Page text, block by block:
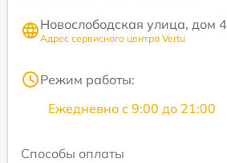
Новослободская улица, дом 4
Адрес сервисного центра Vertu
Режим работы:
Ежедневно с 9:00 до 21:00
Способы оплаты